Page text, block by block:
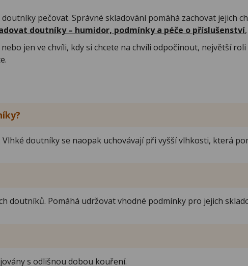
pečovat. Správné skladování pomáhá zachovat jejich
doutníky – humidor, podmínky a péče o příslušenství
jen ve chvíli, kdy si chcete na chvíli odpočinout, největší
doutníky se naopak uchovávají při vyšší vlhkosti, která
doutníků. Pomáhá udržovat vhodné podmínky pro jejich
s odlišnou dobou kouření.